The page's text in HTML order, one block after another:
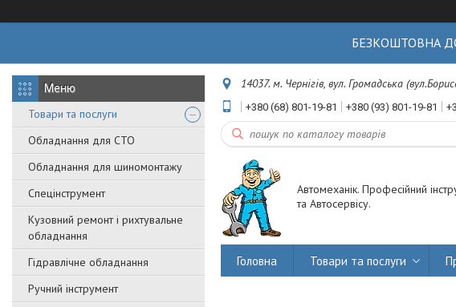
БЕЗКОШТОВНА
Товари та послуги
Обладнання для СТО
Обладнання для шиномонтажу
Спецінструмент
Кузовний ремонт і рихтувальне
обладнання
Гідравлічне обладнання
Ручний інструмент
14037. м. Чернігів, вул. Громадська
+380 (68) 801-19-81 +380 (93) 801-19-81
Автомеханік. Професійний
та Автосервісу.
Головна Товари та послуги